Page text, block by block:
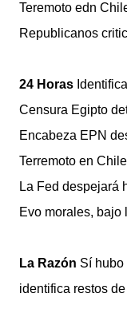
Teremoto edn
Republicanos
24 Horas
Censura Egipto
Encabeza EPN
Terremoto en Chile
La Fed despejará
Evo morales, bajo
La Razón Sí hubo
identifica restos